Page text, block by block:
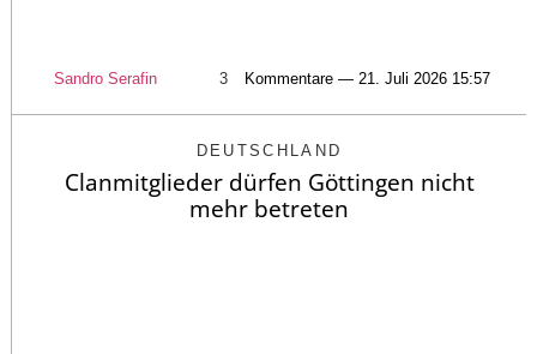
Sandro Serafin 3 Kommentare — 21. Juli 2026 15:57
DEUTSCHLAND
Clanmitglieder dürfen Göttingen nicht
mehr betreten